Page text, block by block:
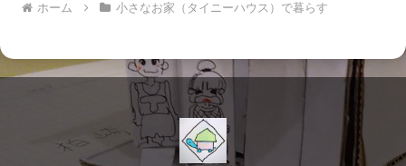
ホーム 小さなお家（タイニーハウス）で暮らす